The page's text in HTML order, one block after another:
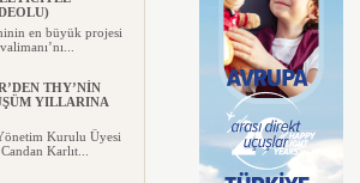
en büyük projesi
THY’NİN
YILLARINA
Kurulu Üyesi
Karlıt...